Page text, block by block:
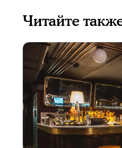
Читайте